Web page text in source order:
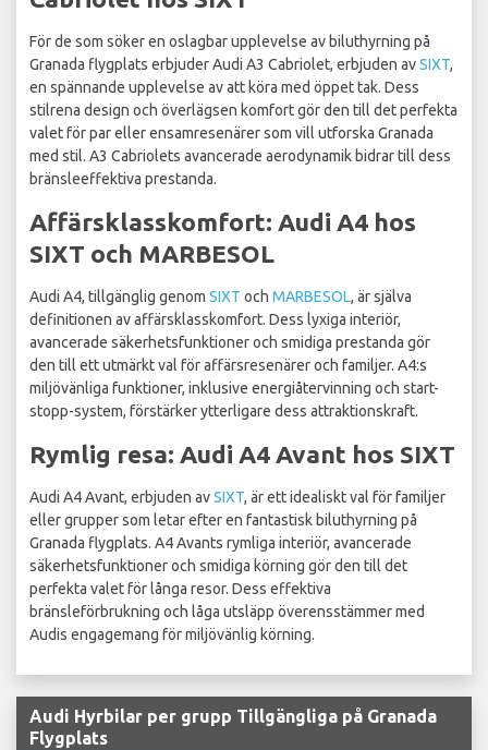
För de som söker en oslagbar upplevelse av biluthyrning på
Granada flygplats erbjuder Audi A3 Cabriolet, erbjuden avSIXT,
en spännande upplevelse av att köra med öppet tak. Dess
stilrena design och överlägsen komfort gör den till det perfekta
valet för par eller ensamresenärer som vill utforska Granada
med stil. A3 Cabriolets avancerade aerodynamik bidrar till dess
bränsleeffektiva prestanda.
Affärsklasskomfort: Audi A4 hos
SIXT och MARBESOL
Audi A4, tillgänglig genom SIXT och MARBESOL, är själva
definitionen av affärsklasskomfort. Dess lyxiga interiör,
avancerade säkerhetsfunktioner och smidiga prestanda gör
den till ett utmärkt val för affärsresenärer och familjer. A4:s
miljövänliga funktioner, inklusive energiåtervinning och start-
stopp-system, förstärker ytterligare dess attraktionskraft.
Rymlig resa: Audi A4 Avant hos SIXT
Audi A4 Avant, erbjuden avSIXT, är ett idealiskt val för familjer
eller grupper som letar efter en fantastisk biluthyrning på
Granada flygplats. A4 Avants rymliga interiör, avancerade
säkerhetsfunktioner och smidiga körning gör den till det
perfekta valet för långa resor. Dess effektiva
bränsleförbrukning och låga utsläpp överensstämmer med
Audis engagemang för miljövänlig körning.
Audi Hyrbilar per grupp Tillgängliga på Granada
Flygplats